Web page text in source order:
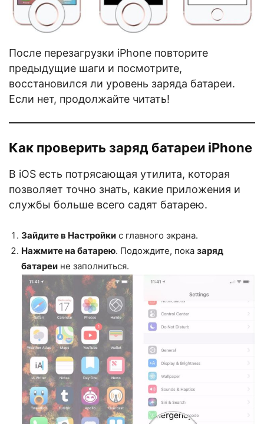
После перезагрузки iPhone повторите
предыдущие шаги и посмотрите,
восстановился ли уровень заряда батареи.
Если нет, продолжайте читать!
Как проверить заряд батареи iPhone
В iOS есть потрясающая утилита, которая
позволяет точно знать, какие приложения и
службы больше всего садят батарею.
Зайдите в Настройки с главного экрана.
Нажмите на батарею. Подождите, пока заряд
батареи не заполниться.